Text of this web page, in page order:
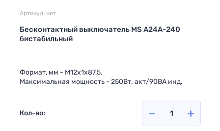
Артикул: нет
Бесконтактный выключатель MS A24A-240
бистабильный
Формат, мм - М12x1x87,5.
Максимальная мощность - 250Вт. акт/90ВА инд.
Кол-во: